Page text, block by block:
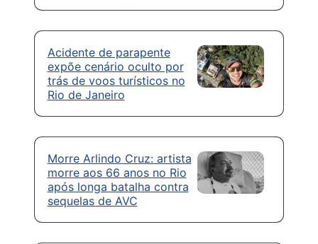
Acidente de parapente
expõe cenário oculto por
trás de voos turísticos no
Rio de Janeiro
Morre Arlindo Cruz: artista
morre aos 66 anos no Rio
após longa batalha contra
sequelas de AVC